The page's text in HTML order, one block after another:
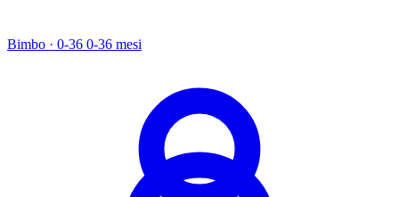
Bimbo · 0-36 0-36 mesi